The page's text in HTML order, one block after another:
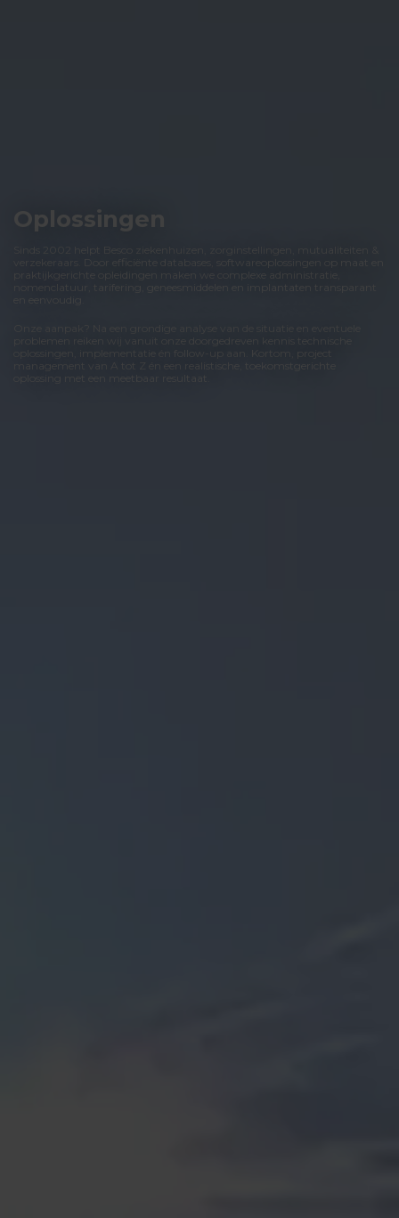
Oplossingen
Sinds 2002 helpt Besco ziekenhuizen, zorginstellingen, mutualiteiten &
verzekeraars. Door efficiënte databases, softwareoplossingen op maat en
praktijkgerichte opleidingen maken we complexe administratie,
nomenclatuur, tarifering, geneesmiddelen en implantaten transparant
en eenvoudig.
problemen reiken wij vanuit onze doorgedreven kennis technische
oplossingen, implementatie én follow-up aan. Kortom, project
management van A tot Z én een realistische, toekomstgerichte
oplossing met een meetbaar resultaat.